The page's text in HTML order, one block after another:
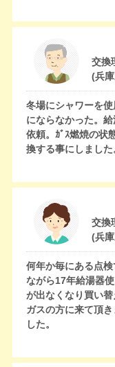
交換
(兵
冬場にシャワーを
にならなかった。
依頼。ｶﾞｽ燃焼の状
換する事にしました
交換
(兵
何年か毎にある点
ながら17年給湯器
が出なくなり買い
ガスの方に来て頂
した。